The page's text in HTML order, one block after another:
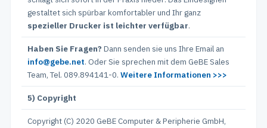
gestaltet sich spürbar komfortabler und Ihr ganz
spezieller Drucker ist leichter verfügbar.
Haben Sie Fragen? Dann senden sie uns Ihre Email an
info@gebe.net. Oder Sie sprechen mit dem GeBE Sales
Team, Tel. 089.894141-0. Weitere Informationen >>>
5) Copyright
Copyright (C) 2020 GeBE Computer & Peripherie GmbH,